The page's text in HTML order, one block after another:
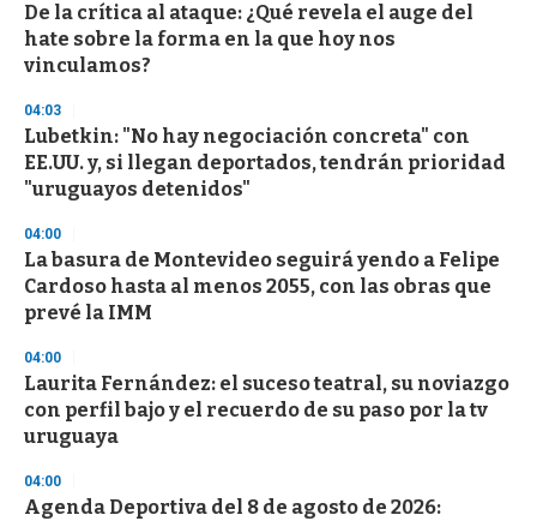
De la crítica al ataque: ¿Qué revela el auge del
hate sobre la forma en la que hoy nos
vinculamos?
04:03
Lubetkin: "No hay negociación concreta" con
EE.UU. y, si llegan deportados, tendrán prioridad
"uruguayos detenidos"
04:00
La basura de Montevideo seguirá yendo a Felipe
Cardoso hasta al menos 2055, con las obras que
prevé la IMM
04:00
Laurita Fernández: el suceso teatral, su noviazgo
con perfil bajo y el recuerdo de su paso por la tv
uruguaya
04:00
Agenda Deportiva del 8 de agosto de 2026: